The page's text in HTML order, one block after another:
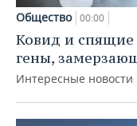
Общество 00:00
Ковид и спящие
гены,
Интересные новости